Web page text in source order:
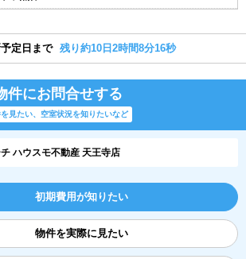
定日まで 残り約10日2時間8分16秒
件にお問合せする
見たい、空室状況を知りたいなど
ハウスモ不動産 天王寺店
初期費用が知りたい
物件を実際に見たい